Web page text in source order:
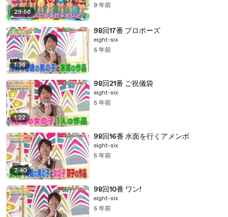
29:56
9 年前
1:36
98回17番 プロポーズ
eight-six
5 年前
1:22
98回21番 ご祝儀袋
eight-six
5 年前
2:40
98回16番 水面を行くアメンボ
eight-six
5 年前
98回10番 ワン!
eight-six
5 年前